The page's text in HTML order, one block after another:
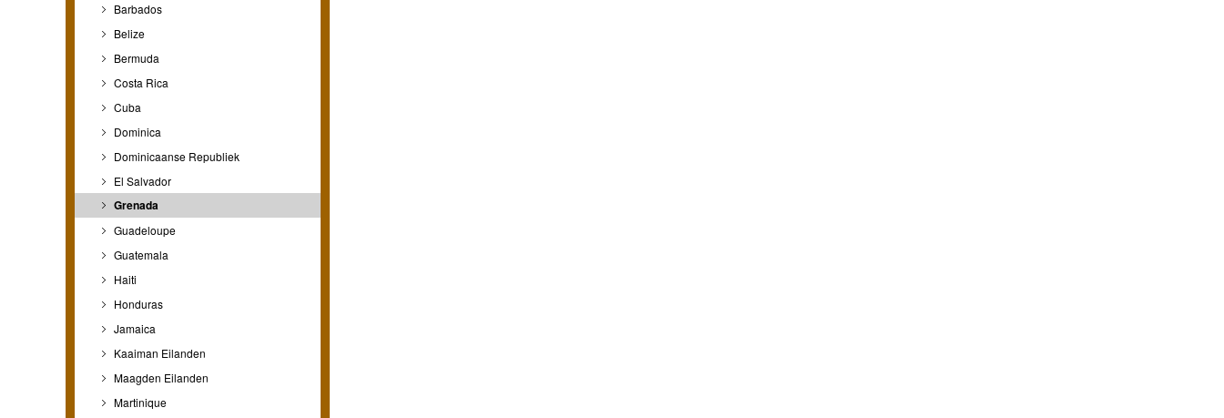
Barbados
Belize
Bermuda
Costa Rica
Cuba
Dominica
Dominicaanse Republiek
El Salvador
Grenada
Guadeloupe
Guatemala
Haiti
Honduras
Jamaica
Kaaiman Eilanden
Maagden Eilanden
Martinique